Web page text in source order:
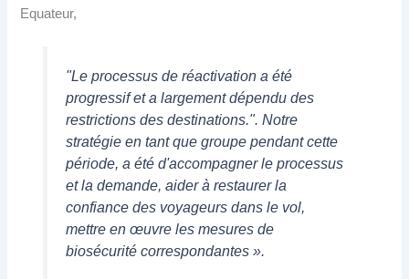
Equateur,
"Le processus de réactivation a été
progressif et a largement dépendu des
restrictions des destinations.". Notre
stratégie en tant que groupe pendant cette
période, a été d'accompagner le processus
et la demande, aider à restaurer la
confiance des voyageurs dans le vol,
mettre en œuvre les mesures de
biosécurité correspondantes ».